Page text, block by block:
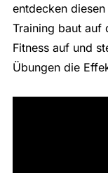
entdecken
Training baut auf
Fitness auf und
Übungen die